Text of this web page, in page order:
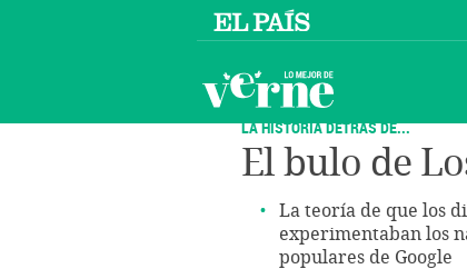
LA HISTORIA DETRÁS DE...
El bulo de
La teoría de que los
experimentaban los
populares de Google